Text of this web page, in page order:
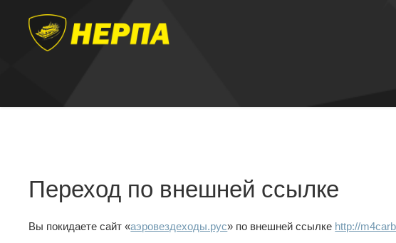
Переход по внешней ссылке
Вы покидаете сайт «аэровездеходы.рус» по внешней ссылке http://